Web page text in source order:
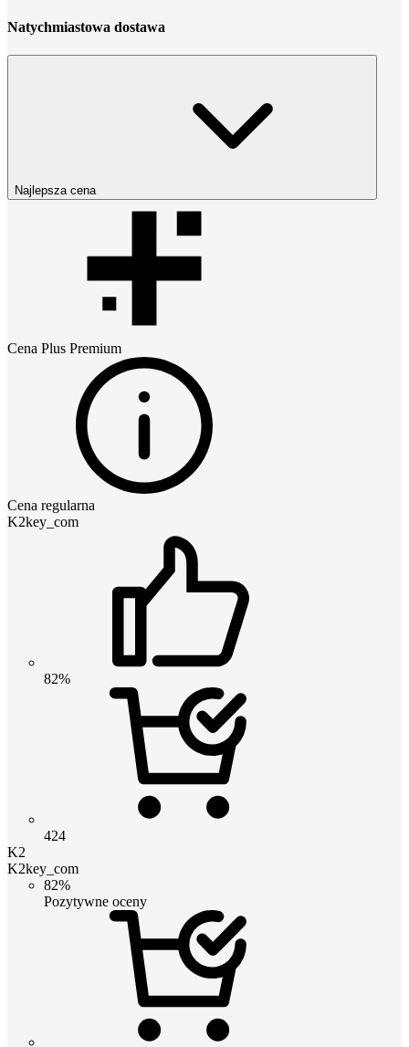
Natychmiastowa dostawa
Najlepsza cena
Cena Plus Premium
Cena regularna
K2key_com
82%
424
K2
K2key_com
82%
Pozytywne oceny